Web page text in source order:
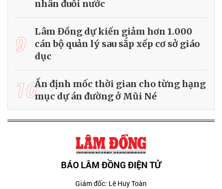
nhân đuối nước
9
Lâm Đồng dự kiến giảm hơn 1.000
cán bộ quản lý sau sắp xếp cơ sở giáo
dục
10Ấn định mốc thời gian cho từng hạng
mục dự án đường ở Mũi Né
BÁO LÂM ĐỒNG ĐIỆN TỬ
Giám đốc: Lê Huy Toàn